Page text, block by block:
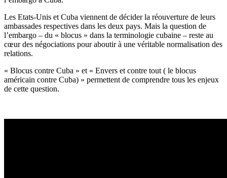
Les Etats-Unis et Cuba viennent de décider la réouverture de leurs
ambassades respectives dans les deux pays. Mais la question de
l’embargo – du « blocus » dans la terminologie cubaine – reste au
cœur des négociations pour aboutir à une véritable normalisation des
relations.
« Blocus contre Cuba » et « Envers et contre tout ( le blocus
américain contre Cuba) » permettent de comprendre tous les enjeux
de cette question.